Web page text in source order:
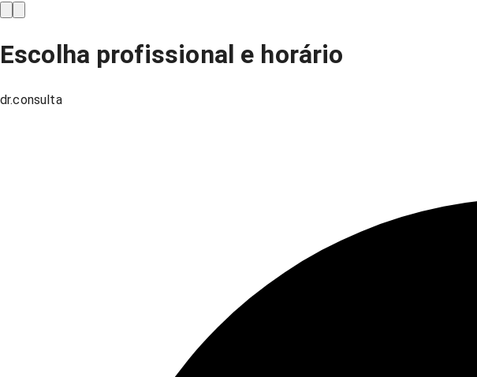
Escolha profissional e horário
dr.consulta